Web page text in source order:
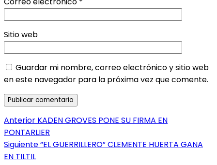
Sitio web
Guardar mi nombre, correo electrónico y sitio web
en este navegador para la próxima vez que comente.
Navegación
de
entradas
Anterior Entrada
anterior:
KADEN GROVES PONE SU FIRMA EN
PONTARLIER
SiguienteEntrada
“EL GUERRILLERO” CLEMENTE HUERTA GANA
EN TILTIL